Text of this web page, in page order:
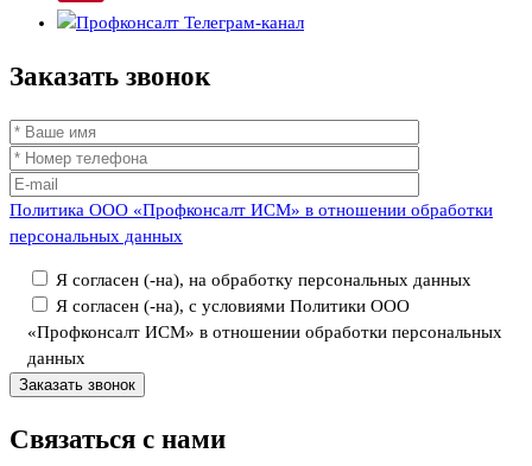
Заказать звонок
Политика ООО «Профконсалт ИСМ» в отношении обработки
персональных данных
Я согласен (-на), на обработку персональных данных
Я согласен (-на), с условиями Политики ООО
«Профконсалт ИСМ» в отношении обработки персональных
данных
Связаться с нами